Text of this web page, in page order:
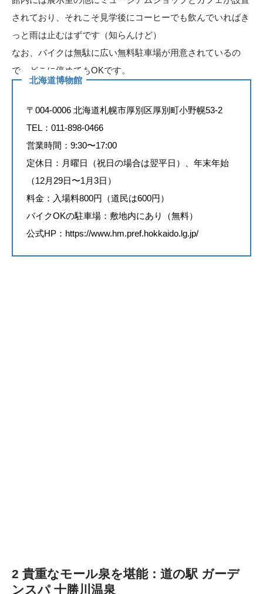
されており、それこそ見学後にコーヒーでも飲んでいればき
っと雨は止むはずです（知らんけど）
なお、バイクは無駄に広い無料駐車場が用意されているの
で、どこに停めてもOKです。
北海道博物館
〒004-0006 北海道札幌市厚別区厚別町小野幌53-2
TEL：011-898-0466
営業時間：9:30〜17:00
定休日：月曜日（祝日の場合は翌平日）、年末年始
（12月29日〜1月3日）
料金：入場料800円（道民は600円）
バイクOKの駐車場：敷地内にあり（無料）
公式HP： https://www.hm.pref.hokkaido.lg.jp/
2 貴重なモール泉を堪能： 道の駅 ガーデ
ンスパ 十勝川温泉